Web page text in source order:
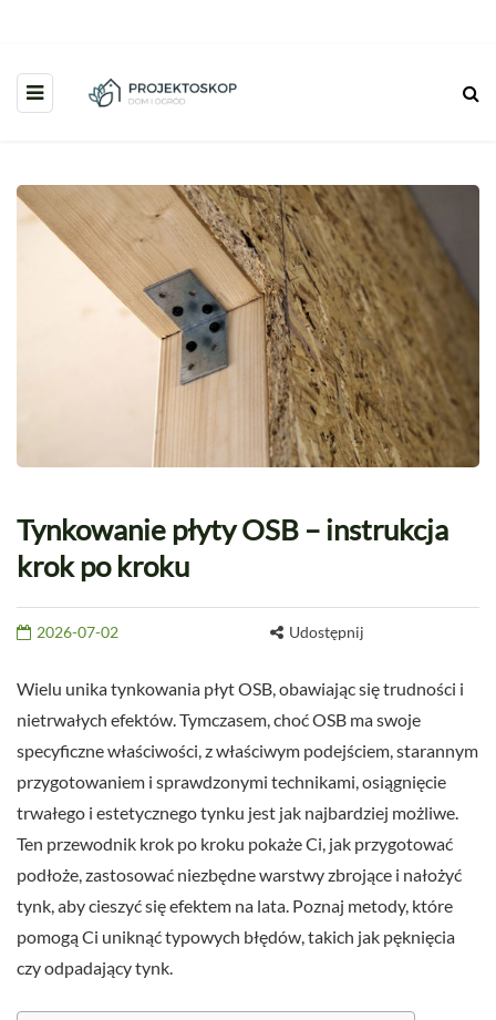
Tynkowanie płyty OSB – instrukcja
krok po kroku
2026-07-02 Udostępnij
Wielu unika tynkowania płyt OSB, obawiając się trudności i
nietrwałych efektów. Tymczasem, choć OSB ma swoje
specyficzne właściwości, z właściwym podejściem, starannym
przygotowaniem i sprawdzonymi technikami, osiągnięcie
trwałego i estetycznego tynku jest jak najbardziej możliwe.
Ten przewodnik krok po kroku pokaże Ci, jak przygotować
podłoże, zastosować niezbędne warstwy zbrojące i nałożyć
tynk, aby cieszyć się efektem na lata. Poznaj metody, które
pomogą Ci uniknąć typowych błędów, takich jak pęknięcia
czy odpadający tynk.